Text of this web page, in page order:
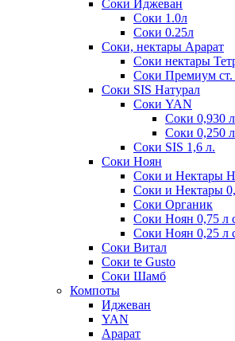
Соки Иджеван
Соки 1.0л
Соки 0.25л
Соки, нектары Арарат
Соки нектары
Соки Премиум ст.
Соки SIS Натурал
Соки YAN
Соки 0,930 л
Соки 0,250 л
Соки SIS 1,6 л.
Соки Ноян
Соки и Нектары
Соки и Нектары
Соки Органик
Соки Ноян 0,75 л
Соки Ноян 0,25 л
Соки Витал
Соки te Gusto
Соки Шамб
Компоты
Иджеван
YAN
Арарат